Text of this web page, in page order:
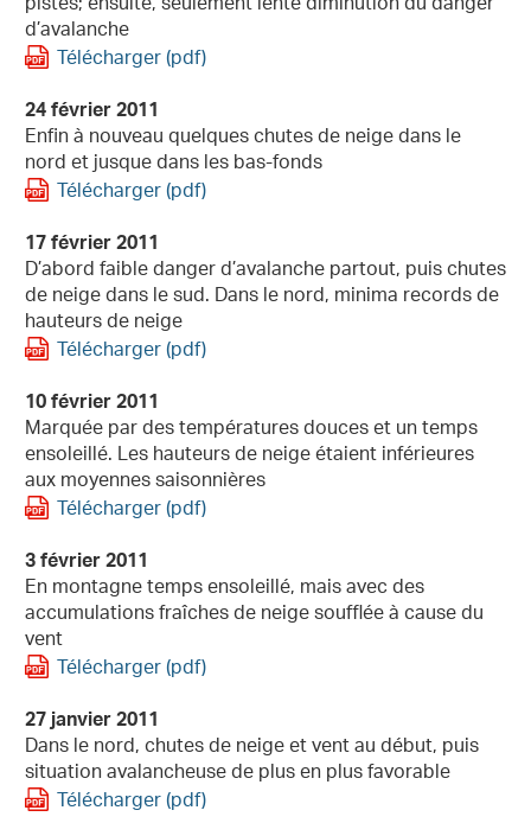
d’avalanche
Télécharger (pdf)
24 février 2011
Enfin à nouveau quelques chutes de neige dans le
nord et jusque dans les bas-fonds
Télécharger (pdf)
17 février 2011
D’abord faible danger d’avalanche partout, puis chutes
de neige dans le sud. Dans le nord, minima records de
hauteurs de neige
Télécharger (pdf)
10 février 2011
Marquée par des températures douces et un temps
ensoleillé. Les hauteurs de neige étaient inférieures
aux moyennes saisonnières
Télécharger (pdf)
3 février 2011
En montagne temps ensoleillé, mais avec des
accumulations fraîches de neige soufflée à cause du
vent
Télécharger (pdf)
27 janvier 2011
Dans le nord, chutes de neige et vent au début, puis
situation avalancheuse de plus en plus favorable
Télécharger (pdf)